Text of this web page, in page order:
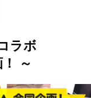
ラボ
～